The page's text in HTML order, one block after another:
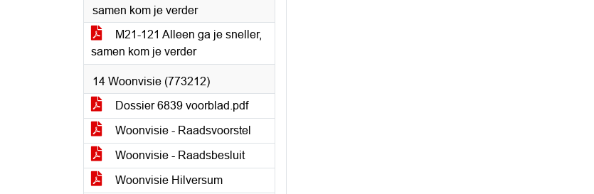
samen kom je verder
M21-121 Alleen ga je sneller,
samen kom je verder
14 Woonvisie (773212)
Dossier 6839 voorblad.pdf
Woonvisie - Raadsvoorstel
Woonvisie - Raadsbesluit
Woonvisie Hilversum